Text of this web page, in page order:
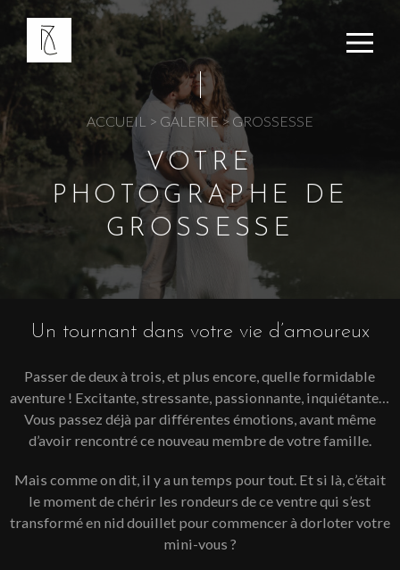
ACCUEIL > GALERIE> GROSSESSE
VOTRE
PHOTOGRAPHE DE
GROSSESSE
Un tournant dans votre vie d’amoureux
Passer de deux à trois, et plus encore, quelle formidable
aventure ! Excitante, stressante, passionnante, inquiétante…
Vous passez déjà par différentes émotions, avant même
d’avoir rencontré ce nouveau membre de votre famille.
Mais comme on dit, il y a un temps pour tout. Et si là, c’était
le moment de chérir les rondeurs de ce ventre qui s’est
transformé en nid douillet pour commencer à dorloter votre
mini-vous ?
Panneau de gestion des cookies